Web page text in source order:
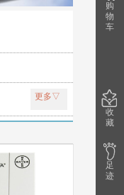
更多▽
购
物
车
收
藏
足
迹